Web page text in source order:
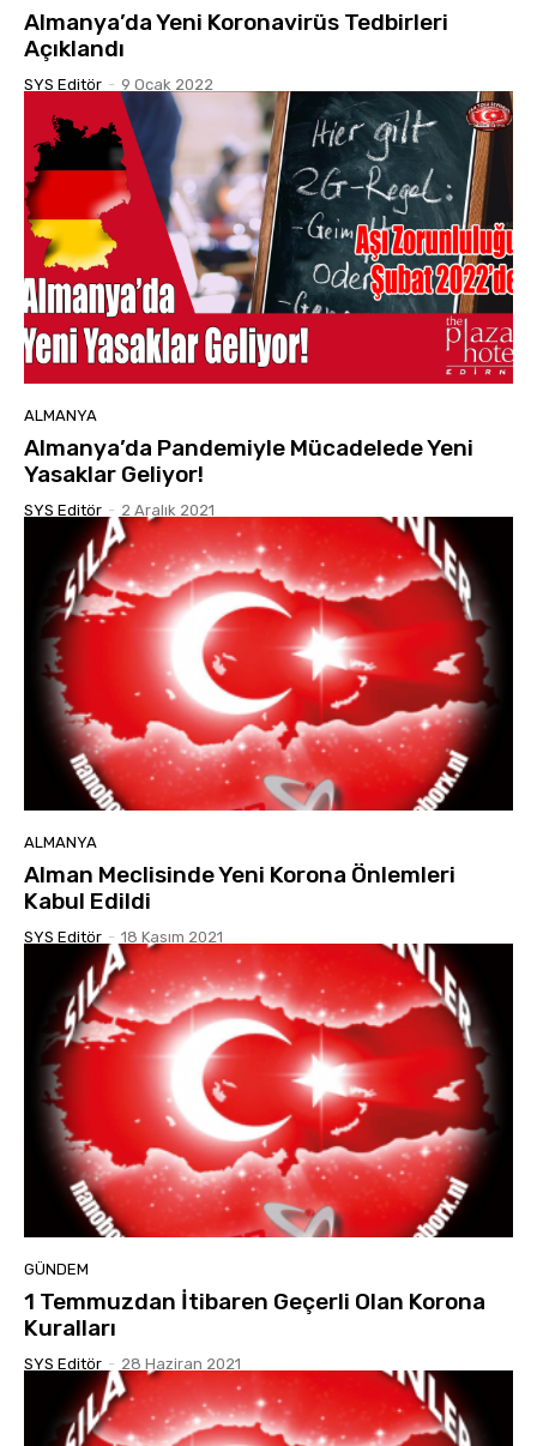
Almanya’da Yeni Koronavirüs Tedbirleri
Açıklandı
SYS Editör - 9 Ocak 2022
ALMANYA
Almanya’da Pandemiyle Mücadelede Yeni
Yasaklar Geliyor!
SYS Editör - 2 Aralık 2021
ALMANYA
Alman Meclisinde Yeni Korona Önlemleri
Kabul Edildi
SYS Editör - 18 Kasım 2021
GÜNDEM
1 Temmuzdan İtibaren Geçerli Olan Korona
Kuralları
SYS Editör - 28 Haziran 2021